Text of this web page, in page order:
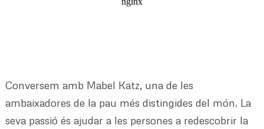
Conversem amb Mabel Katz, una de les
ambaixadores de la pau més distingides del món. La
seva passió és ajudar a les persones a redescobrir la